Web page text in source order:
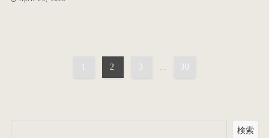
2 3 ... 30
検索